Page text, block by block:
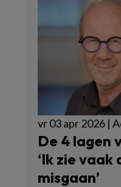
vr 03 apr 2026 |
De 4 lagen
‘Ik zie
misgaan’